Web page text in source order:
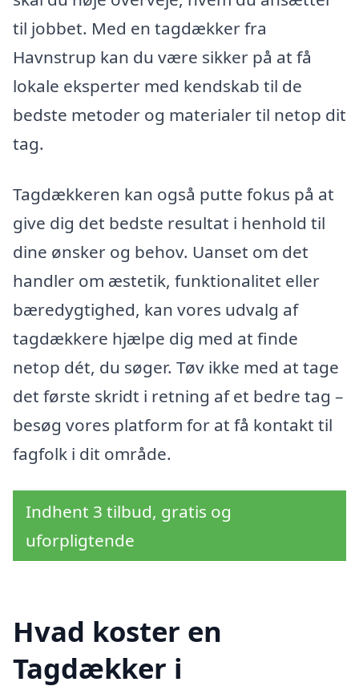
til jobbet. Med en tagdækker fra
Havnstrup kan du være sikker på at få
lokale eksperter med kendskab til de
bedste metoder og materialer til netop dit
tag.
Tagdækkeren kan også putte fokus på at
give dig det bedste resultat i henhold til
dine ønsker og behov. Uanset om det
handler om æstetik, funktionalitet eller
bæredygtighed, kan vores udvalg af
tagdækkere hjælpe dig med at finde
netop dét, du søger. Tøv ikke med at tage
det første skridt i retning af et bedre tag –
besøg vores platform for at få kontakt til
fagfolk i dit område.
Indhent 3 tilbud, gratis og
uforpligtende
Hvad koster en
Tagdækker i